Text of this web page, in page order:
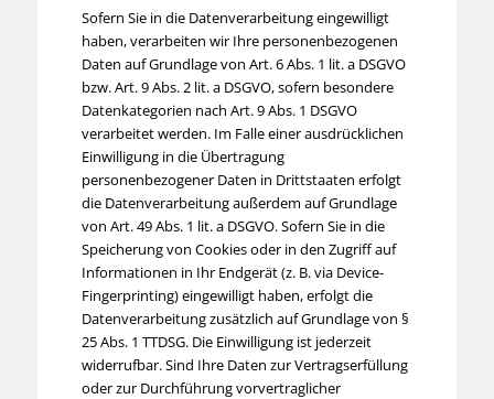
Sofern Sie in die Datenverarbeitung eingewilligt
haben, verarbeiten wir Ihre personenbezogenen
Daten auf Grundlage von Art. 6 Abs. 1 lit. a DSGVO
bzw. Art. 9 Abs. 2 lit. a DSGVO, sofern besondere
Datenkategorien nach Art. 9 Abs. 1 DSGVO
verarbeitet werden. Im Falle einer ausdrücklichen
Einwilligung in die Übertragung
personenbezogener Daten in Drittstaaten erfolgt
die Datenverarbeitung außerdem auf Grundlage
von Art. 49 Abs. 1 lit. a DSGVO. Sofern Sie in die
Speicherung von Cookies oder in den Zugriff auf
Informationen in Ihr Endgerät (z. B. via Device-
Fingerprinting) eingewilligt haben, erfolgt die
Datenverarbeitung zusätzlich auf Grundlage von §
25 Abs. 1 TTDSG. Die Einwilligung ist jederzeit
widerrufbar. Sind Ihre Daten zur Vertragserfüllung
oder zur Durchführung vorvertraglicher